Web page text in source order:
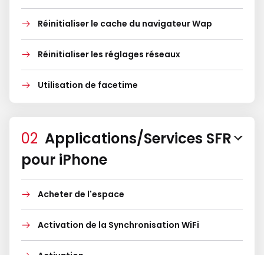
Réinitialiser le cache du navigateur Wap
Réinitialiser les réglages réseaux
Utilisation de facetime
Applications/Services SFR
pour iPhone
Acheter de l'espace
Activation de la Synchronisation WiFi